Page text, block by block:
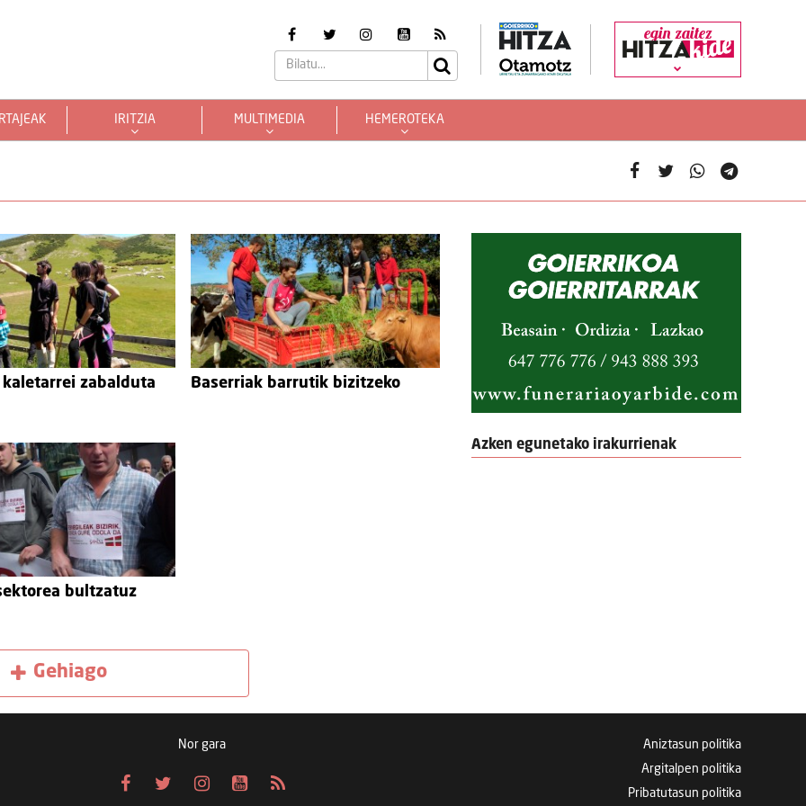
egin zaitez
IRITZIA MULTIMEDIA HEMEROTEKA
kaletarrei zabalduta Baserriak barrutik bizitzeko
bultzatuz
Gehiago
Azken egunetako irakurrienak
Nor gara
Aniztasun politika
Argitalpen politika
Pribatutasun politika